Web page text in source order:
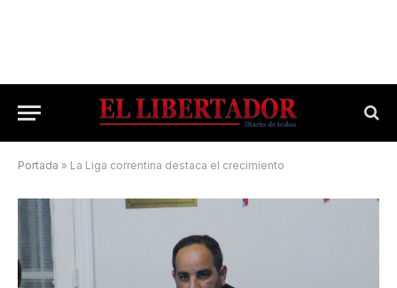
Portada » La Liga correntina destaca el crecimiento